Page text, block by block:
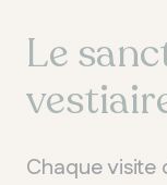
Le
Chaque